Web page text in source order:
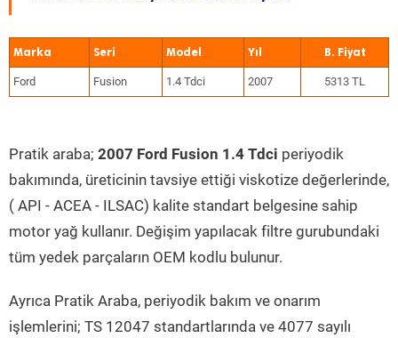
Marka Seri Model Yıl
Ford Fusion 1.4 Tdci 2007 5313 TL
Pratik araba; 2007 Ford Fusion 1.4 Tdci periyodik
bakımında, üreticinin tavsiye ettiği viskotize değerlerinde,
( API - ACEA - ILSAC) kalite standart belgesine sahip
motor yağ kullanır. Değişim yapılacak filtre gurubundaki
tüm yedek parçaların OEM kodlu bulunur.
Ayrıca Pratik Araba, periyodik bakım ve onarım
işlemlerini; TS 12047 standartlarında ve 4077 sayılı